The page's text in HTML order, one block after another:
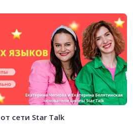
сети Star Talk